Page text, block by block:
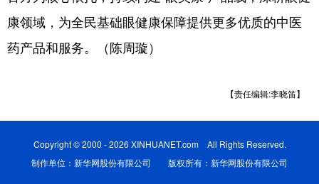
康领域，为全民基础眼健康保障提供更多优质的中医
药产品和服务。（陈周璇）
【责任编辑:李晓笛】
Copyright © 2000 - 2026 XINHUANET.com All Rights Reserved.
制作单位：新华网股份有限公司 版权所有：新华网股份有限公司